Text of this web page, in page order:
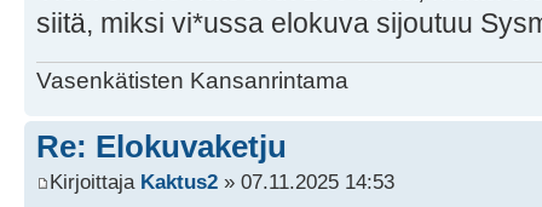
siitä, miksi vi*ussa elokuva sijoutuu
Vasenkätisten Kansanrintama
Re: Elokuvaketju
Kirjoittaja Kaktus2 » 07.11.2025 14:53